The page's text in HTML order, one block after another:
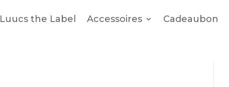
Luucs the Label Accessoires Cadeaubon